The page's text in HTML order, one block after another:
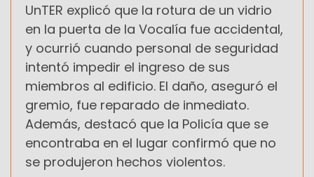
UnTER explicó que la rotura de un vidrio
en la puerta de la Vocalía fue accidental,
y ocurrió cuando personal de seguridad
intentó impedir el ingreso de sus
miembros al edificio. El daño, aseguró el
gremio, fue reparado de inmediato.
Además, destacó que la Policía que se
encontraba en el lugar confirmó que no
se produjeron hechos violentos.